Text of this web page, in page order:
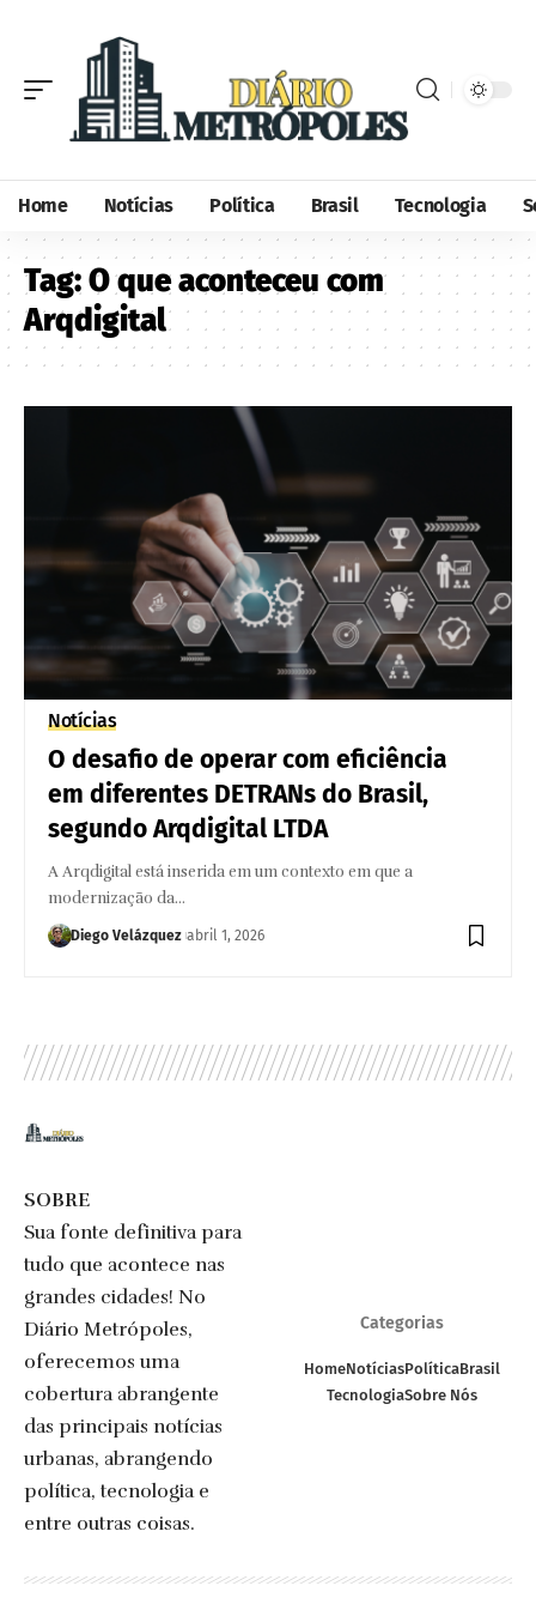
Home Notícias Política Brasil Tecnologia
Tag:O que aconteceu com
Arqdigital
Notícias
O desafio de operar com eficiência
em diferentes DETRANs do Brasil,
segundo Arqdigital LTDA
A Arqdigital está inserida em um contexto em que a
modernização da…
Diego Velázquez abril 1, 2026
SOBRE
Sua fonte definitiva para
tudo que acontece nas
grandes cidades! No
Diário Metrópoles,
oferecemos uma
cobertura abrangente
das principais notícias
urbanas, abrangendo
política, tecnologia e
entre outras coisas.
Categorias
HomeNotíciasPolíticaBrasil
TecnologiaSobre Nós